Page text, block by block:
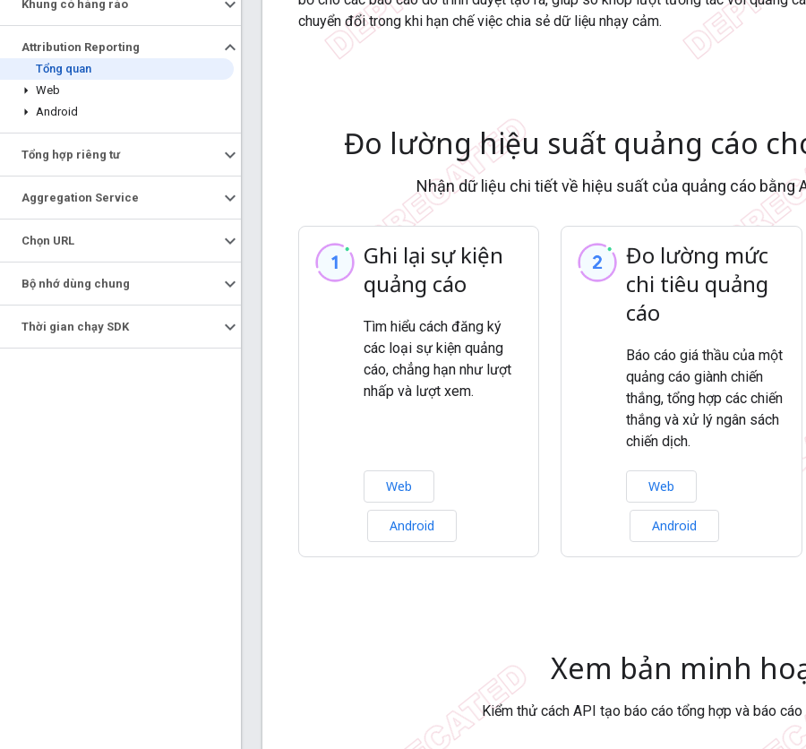
Khung có hàng rào
Attribution Reporting
Tổng quan
Web
Android
Tổng hợp riêng tư
Aggregation Service
Chọn URL
Bộ nhớ dùng chung
Thời gian chạy SDK
chuyển đổi trong khi hạn chế việc chia sẻ dữ liệu nhạy cảm.
Đo lường hiệu suất quảng cáo
Nhận dữ liệu chi tiết về hiệu suất của quảng cáo bằng
Ghi lại sự kiện
quảng cáo
Tìm hiểu cách đăng ký
các loại sự kiện quảng
cáo, chẳng hạn như lượt
nhấp và lượt xem.
Web
Android
Đo lường mức
chi tiêu quảng
cáo
Báo cáo giá thầu của một
quảng cáo giành chiến
thắng, tổng hợp các chiến
thắng và xử lý ngân sách
chiến dịch.
Web
Android
Xem bản minh
Kiểm thử cách API tạo báo cáo tổng hợp và báo